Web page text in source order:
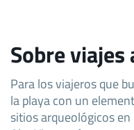
Sobre
Para los viajeros que
la playa con un
sitios arqueológicos